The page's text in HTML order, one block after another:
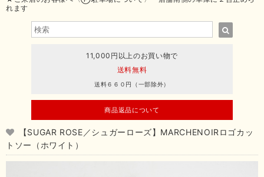
れます
11,000円以上のお買い物で
送料無料
送料６６０円（一部除外）
商品返品について
【SUGAR ROSE／シュガーローズ】MARCHENOIRロゴカッ
トソー（ホワイト）